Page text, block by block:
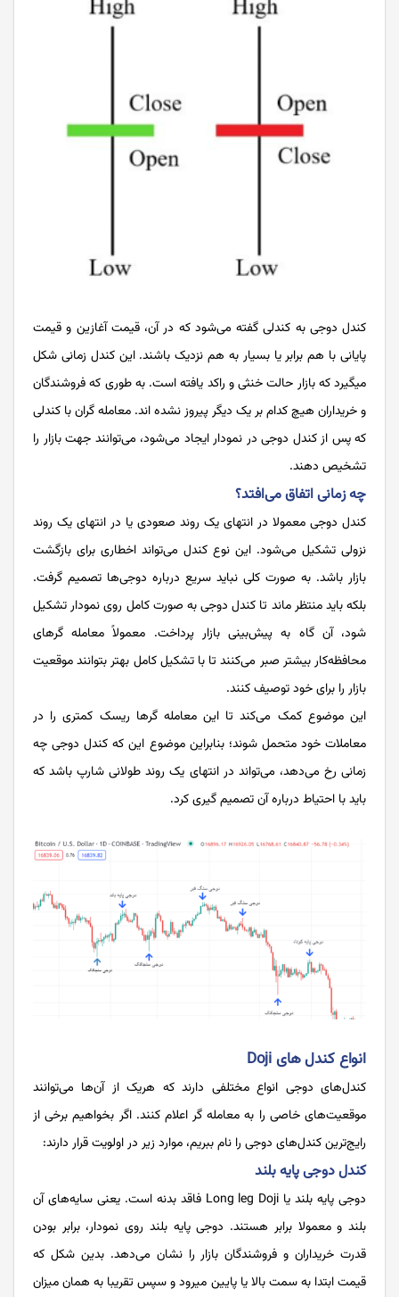
کندل دوجی به کندلی گفته ‌می‌شود که در آن، قیمت آغازین و قیمت
پایانی با هم برابر یا بسیار به‌ هم نزدیک باشند. این کندل زمانی شکل
میگیرد که بازار حالت خنثی و راکد یافته‌ است. به ‌طوری‌ که فروشندگان
و خریداران هیچ ‌کدام بر یک‌ دیگر پیروز نشده‌ اند. معامله‌ گران با کندلی
که پس از کندل دوجی در نمودار ایجاد می‌شود، می‌توانند جهت بازار را
تشخیص دهند.
چه زمانی اتفاق می‌افتد؟
کندل دوجی معمولا در انتهای یک روند صعودی یا در انتهای یک روند
نزولی تشکیل می‌شود. این نوع کندل می‌تواند اخطاری برای بازگشت
بازار باشد. به‌ صورت ‌کلی نباید سریع درباره دوجی‌ها تصمیم گرفت.
بلکه باید منتظر ماند تا کندل دوجی به ‌صورت ‌کامل روی نمودار تشکیل
شود، آن‌ گاه به پیش‌بینی بازار پرداخت. معمولاً معامله گرهای
محافظه‌کار بیشتر صبر می‌کنند تا با تشکیل کامل بهتر بتوانند موقعیت
بازار را برای خود توصیف کنند.
این موضوع کمک می‌کند تا این معامله گرها ریسک کمتری را در
معاملات خود متحمل شوند؛ بنابراین موضوع این‌ که کندل دوجی چه
زمانی رخ‌ می‌دهد، می‌تواند در انتهای یک روند طولانی شارپ باشد که
باید با احتیاط درباره آن تصمیم‌ گیری کرد.
انواع کندل های Doji
کندل‌های دوجی انواع مختلفی دارند که هریک از آن‌ها می‌توانند
موقعیت‌های خاصی را به معامله گر اعلام کنند. اگر بخواهیم برخی از
رایج‌ترین کندل‌های دوجی را نام ببریم، موارد زیر در اولویت قرار دارند:
کندل دوجی پایه بلند
دوجی پایه بلند یا Long leg Doji فاقد بدنه است. یعنی سایه‌های آن
بلند و معمولا برابر هستند. دوجی پایه بلند روی نمودار، برابر بودن
قدرت خریداران و فروشندگان بازار را نشان می‌دهد. بدین شکل که
قیمت ابتدا به سمت بالا یا پایین میرود و سپس تقریبا به همان میزان